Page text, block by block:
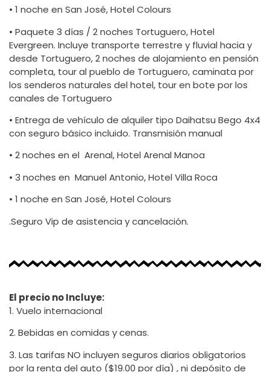
• 1 noche en San José, Hotel Colours
• Paquete 3 días / 2 noches Tortuguero, Hotel
Evergreen. Incluye transporte terrestre y fluvial hacia y
desde Tortuguero, 2 noches de alojamiento en pensión
completa, tour al pueblo de Tortuguero, caminata por
los senderos naturales del hotel, tour en bote por los
canales de Tortuguero
• Entrega de vehículo de alquiler tipo Daihatsu Bego 4x4
con seguro básico incluido. Transmisión manual
• 2 noches en el Arenal, Hotel Arenal Manoa
• 3 noches en Manuel Antonio, Hotel Villa Roca
• 1 noche en San José, Hotel Colours
.Seguro Vip de asistencia y cancelación.
El precio no Incluye:
1. Vuelo internacional
2. Bebidas en comidas y cenas.
3. Las tarifas NO incluyen seguros diarios obligatorios
por la renta del auto ($19.00 por día) , ni depósito de